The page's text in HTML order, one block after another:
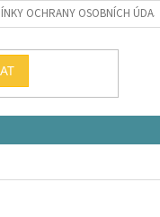
OCHRANY OSOBNÍCH ÚDAJŮ